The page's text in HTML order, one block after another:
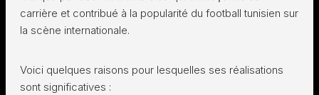
carrière et contribué à la popularité du football tunisien sur
la scène internationale.
Voici quelques raisons pour lesquelles ses réalisations
sont significatives :